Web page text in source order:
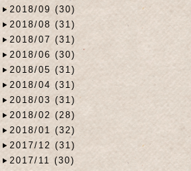
2018/09 (30)
2018/08 (31)
2018/07 (31)
2018/06 (30)
2018/05 (31)
2018/04 (31)
2018/03 (31)
2018/02 (28)
2018/01 (32)
2017/12 (31)
2017/11 (30)